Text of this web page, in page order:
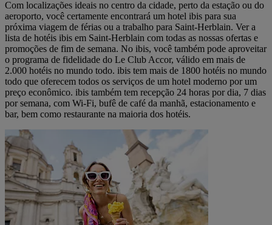
Com localizações ideais no centro da cidade, perto da estação ou do
aeroporto, você certamente encontrará um hotel ibis para sua
próxima viagem de férias ou a trabalho para Saint-Herblain. Ver a
lista de hotéis ibis em Saint-Herblain com todas as nossas ofertas e
promoções de fim de semana. No ibis, você também pode aproveitar
o programa de fidelidade do Le Club Accor, válido em mais de
2.000 hotéis no mundo todo. ibis tem mais de 1800 hotéis no mundo
todo que oferecem todos os serviços de um hotel moderno por um
preço econômico. ibis também tem recepção 24 horas por dia, 7 dias
por semana, com Wi-Fi, bufê de café da manhã, estacionamento e
bar, bem como restaurante na maioria dos hotéis.